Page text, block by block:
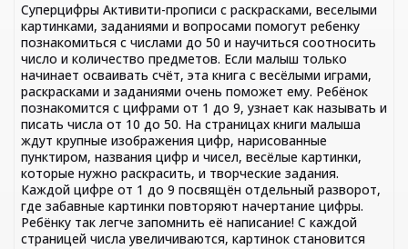
Суперцифры Активити-прописи с раскрасками, веселыми
картинками, заданиями и вопросами помогут ребенку
познакомиться с числами до 50 и научиться соотносить
число и количество предметов. Если малыш только
начинает осваивать счёт, эта книга с весёлыми играми,
раскрасками и заданиями очень поможет ему. Ребёнок
познакомится с цифрами от 1 до 9, узнает как называть и
писать числа от 10 до 50. На страницах книги малыша
ждут крупные изображения цифр, нарисованные
пунктиром, названия цифр и чисел, весёлые картинки,
которые нужно раскрасить, и творческие задания.
Каждой цифре от 1 до 9 посвящён отдельный разворот,
где забавные картинки повторяют начертание цифры.
Ребёнку так легче запомнить её написание! С каждой
страницей числа увеличиваются, картинок становится